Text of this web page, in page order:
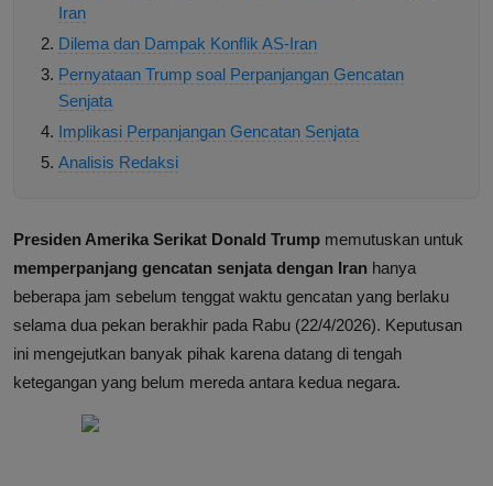
Iran
Dilema dan Dampak Konflik AS-Iran
Pernyataan Trump soal Perpanjangan Gencatan
Senjata
Implikasi Perpanjangan Gencatan Senjata
Analisis Redaksi
Presiden Amerika Serikat Donald Trump memutuskan untuk
memperpanjang gencatan senjata dengan Iran hanya
beberapa jam sebelum tenggat waktu gencatan yang berlaku
selama dua pekan berakhir pada Rabu (22/4/2026). Keputusan
ini mengejutkan banyak pihak karena datang di tengah
ketegangan yang belum mereda antara kedua negara.